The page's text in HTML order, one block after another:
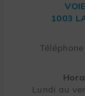
1003
Lundi au